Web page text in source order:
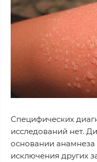
Специфических
исследований нет.
основании
исключения других